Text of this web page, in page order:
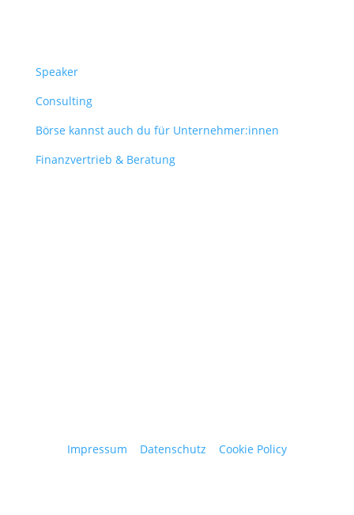
Speaker
Consulting
Börse kannst auch du für Unternehmer:innen
Finanzvertrieb & Beratung
Impressum Datenschutz Cookie Policy